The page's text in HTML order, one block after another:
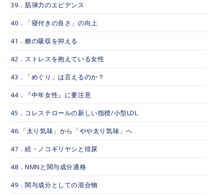
39．肌弾力のエビデンス
40．「寝付きの良さ」の向上
41．糖の吸収を抑える
42．ストレスを抱えている女性
43．「めぐり」は言えるのか？
44．『中年女性』に要注意
45．コレステロールの新しい指標/小型LDL
46.「太り気味」から「やや太り気味」へ
47．続・ノコギリヤシと排尿
48．NMNと関与成分適格
49．関与成分としての混合物